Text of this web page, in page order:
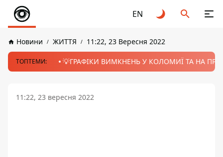
EN
Новини ЖИТТЯ 11:22, 23 Вересня 2022
ТОПТЕМИ: 💡ГРАФІКИ ВИМКНЕНЬ У КОЛОМИЇ ТА НА
11:22, 23 вересня 2022